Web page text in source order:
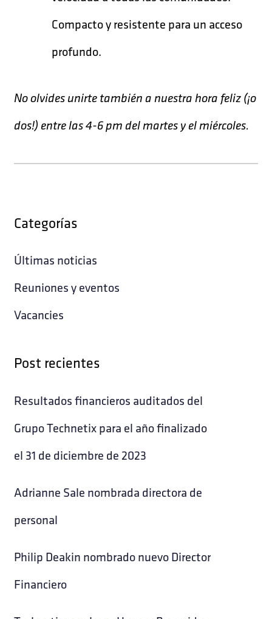
Categorías
Últimas noticias
Reuniones y eventos
Vacancies
Post recientes
Resultados financieros auditados del
Grupo Technetix para el año finalizado
el 31 de diciembre de 2023
Adrianne Sale nombrada directora de
personal
Philip Deakin nombrado nuevo Director
Financiero
Compacto y resistente para un acceso
profundo.
No olvides unirte también a nuestra hora feliz (¡o
dos!) entre las 4-6 pm del martes y el miércoles.